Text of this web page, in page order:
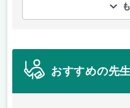
おすすめの先生